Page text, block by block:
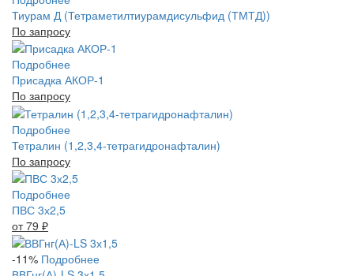
Тиурам Д (Тетраметилтиурамдисульфид (ТМТД))
По запросу
Подробнее
Присадка АКОР-1
По запросу
Подробнее
Тетралин (1,2,3,4-тетрагидронафталин)
По запросу
Подробнее
ПВС 3х2,5
от 79 ₽
-11% Подробнее